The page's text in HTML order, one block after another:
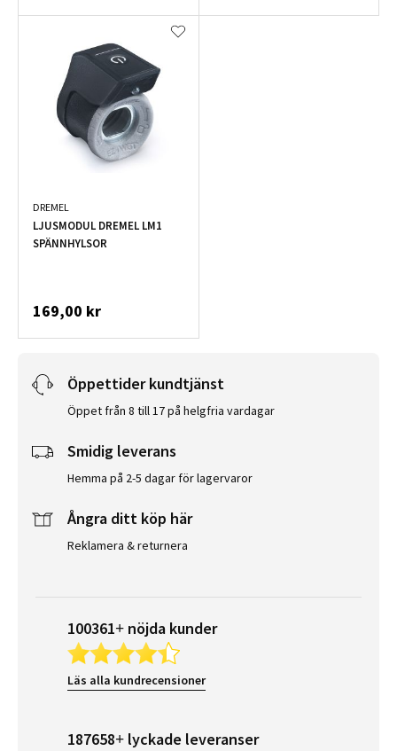
DREMEL
LJUSMODUL DREMEL LM1
SPÄNNHYLSOR
169,00 kr
Öppettider kundtjänst
Öppet från 8 till 17 på helgfria vardagar
Smidig leverans
Hemma på 2-5 dagar för lagervaror
Ångra ditt köp här
Reklamera & returnera
100361+ nöjda kunder
Läs alla kundrecensioner
187658+ lyckade leveranser